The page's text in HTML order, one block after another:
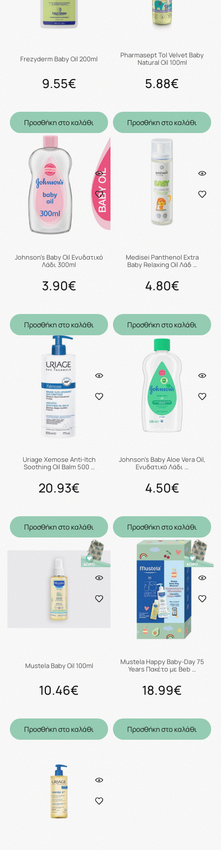
Frezyderm Baby Oil 200ml
9.55€
Προσθήκη στο καλάθι
Pharmasept Tol Velvet Baby
Natural Oil 100ml
5.88€
Προσθήκη στο καλάθι
Johnson's Baby Oil Ενυδατικό
Λάδι 300ml
3.90€
Προσθήκη στο καλάθι
Medisei Panthenol Extra
Baby Relaxing Oil Λάδ …
4.80€
Προσθήκη στο καλάθι
Uriage Xemose Anti-Itch
Soothing Oil Balm 500 …
20.93€
Προσθήκη στο καλάθι
Johnson's Baby Aloe Vera Oil,
Ενυδατικό Λάδι …
4.50€
Προσθήκη στο καλάθι
Mustela Baby Oil 100ml
10.46€
Προσθήκη στο καλάθι
Mustela Happy Baby-Day 75
Years Πακέτο με Beb …
18.99€
Προσθήκη στο καλάθι